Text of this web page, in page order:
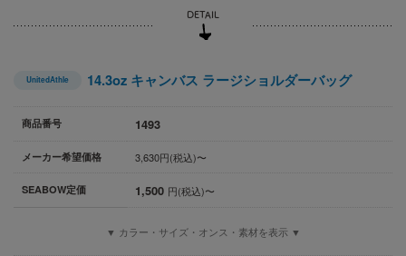
UnitedAthle 14.3oz キャンバス ラージショルダーバッグ
商品番号 1493
メーカー希望価格 3,630円(税込)〜
SEABOW定価 1,500 円(税込)〜
▼ カラー・サイズ・オンス・素材を表示 ▼